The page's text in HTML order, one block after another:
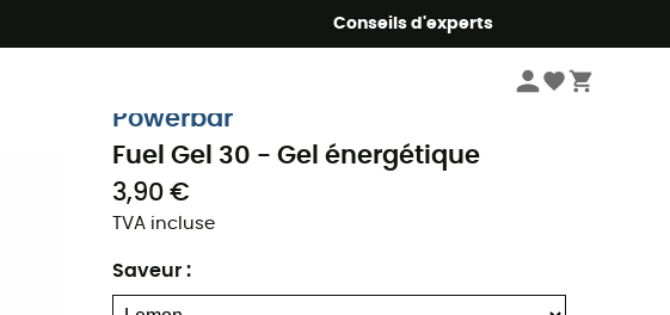
Conseils d'experts
Summer5
Powerbar
Fuel Gel 30 - Gel énergétique
3,90 €
TVA incluse
Saveur :